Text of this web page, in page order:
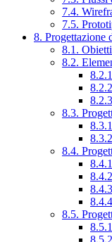
7.4.
7.5.
8. Progettazione
8.1.
8.2.
8.3.
8.4.
8.5.